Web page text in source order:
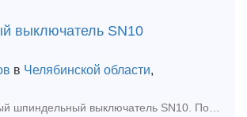
выключатель SN10
в Челябинской области,
Продам конечный шпиндельный выключатель SN10. Подходит для кранов РДК, ЕДК, Ганс, Альбатрос и прочих. Отгрузка во все регионы РФ